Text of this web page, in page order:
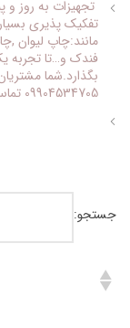
تجهیزات به روز و
تفکیک پذیری
مانند:چاپ لیوان
فندک و…تا تجربه
بگذارد.شما
09904534705 تماس بگیرید یا در واتساپ پیام بگذارید.
جستجو: